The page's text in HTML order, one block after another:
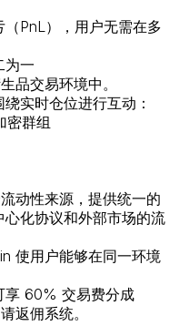
PnL），用户无需在多
为一
品交易环境中。
实时仓位进行互动：
密群组
动性来源，提供统一的
化协议和外部市场的流
使用户能够在同一环境
享 60% 交易费分成
返佣系统。